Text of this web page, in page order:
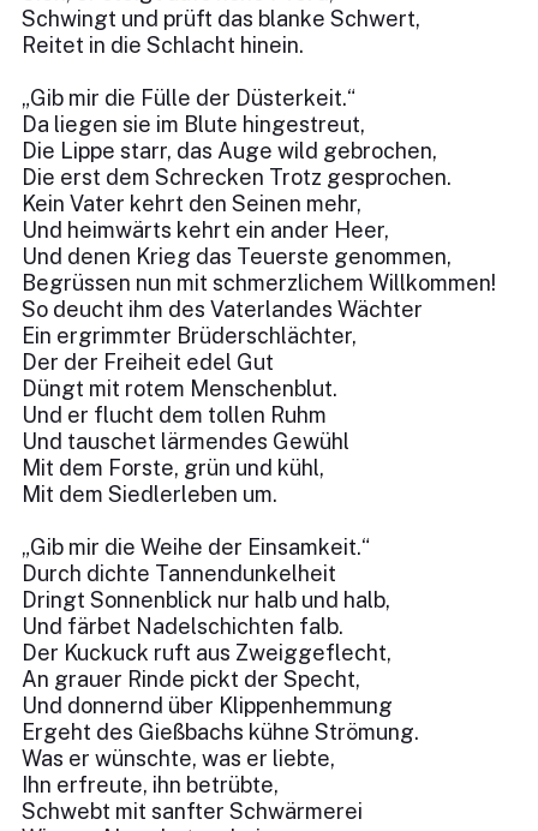
Schwingt und prüft das blanke Schwert,
Reitet in die Schlacht hinein.
„Gib mir die Fülle der Düsterkeit.“
Da liegen sie im Blute hingestreut,
Die Lippe starr, das Auge wild gebrochen,
Die erst dem Schrecken Trotz gesprochen.
Kein Vater kehrt den Seinen mehr,
Und heimwärts kehrt ein ander Heer,
Und denen Krieg das Teuerste genommen,
Begrüssen nun mit schmerzlichem Willkommen!
So deucht ihm des Vaterlandes Wächter
Ein ergrimmter Brüderschlächter,
Der der Freiheit edel Gut
Düngt mit rotem Menschenblut.
Und er flucht dem tollen Ruhm
Und tauschet lärmendes Gewühl
Mit dem Forste, grün und kühl,
Mit dem Siedlerleben um.
„Gib mir die Weihe der Einsamkeit.“
Durch dichte Tannendunkelheit
Dringt Sonnenblick nur halb und halb,
Und färbet Nadelschichten falb.
Der Kuckuck ruft aus Zweiggeflecht,
An grauer Rinde pickt der Specht,
Und donnernd über Klippenhemmung
Ergeht des Gießbachs kühne Strömung.
Was er wünschte, was er liebte,
Ihn erfreute, ihn betrübte,
Schwebt mit sanfter Schwärmerei